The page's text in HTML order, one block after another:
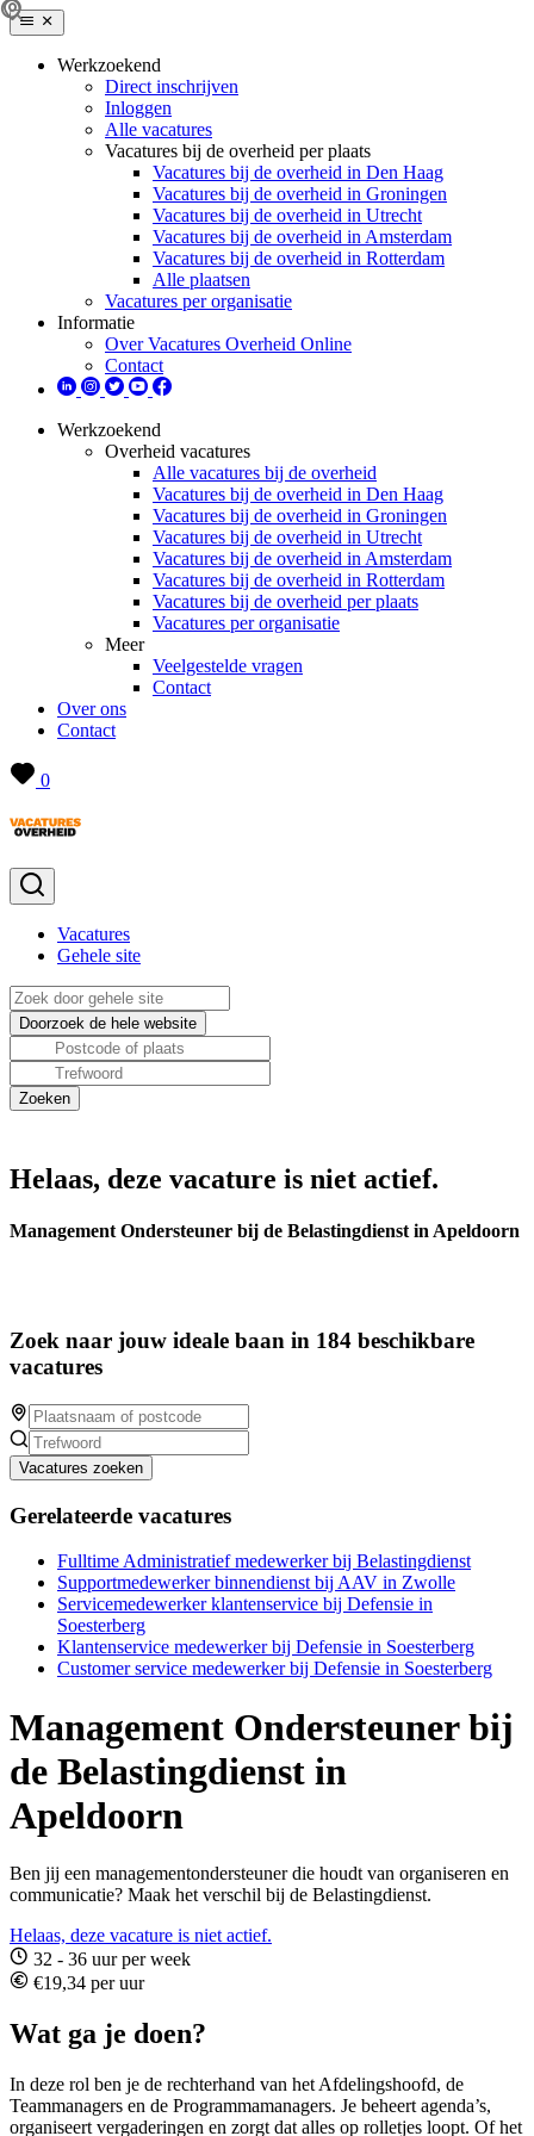
Werkzoekend
Direct inschrijven
Inloggen
Alle vacatures
Vacatures bij de overheid per plaats
Vacatures bij de overheid in Den Haag
Vacatures bij de overheid in Groningen
Vacatures bij de overheid in Utrecht
Vacatures bij de overheid in Amsterdam
Vacatures bij de overheid in Rotterdam
Alle plaatsen
Vacatures per organisatie
Informatie
Over Vacatures Overheid Online
Contact
Werkzoekend
Overheid vacatures
Alle vacatures bij de overheid
Vacatures bij de overheid in Den Haag
Vacatures bij de overheid in Groningen
Vacatures bij de overheid in Utrecht
Vacatures bij de overheid in Amsterdam
Vacatures bij de overheid in Rotterdam
Vacatures bij de overheid per plaats
Vacatures per organisatie
Meer
Veelgestelde vragen
Contact
Over ons
Contact
0
Vacatures
Gehele site
Helaas, deze vacature is niet actief.
Management Ondersteuner bij de Belastingdienst in Apeldoorn
Zoek naar jouw ideale baan in 184 beschikbare
vacatures
Vacatures zoeken
Gerelateerde vacatures
Fulltime Administratief medewerker bij Belastingdienst
Supportmedewerker binnendienst bij AAV in Zwolle
Servicemedewerker klantenservice bij Defensie in
Soesterberg
Klantenservice medewerker bij Defensie in Soesterberg
Customer service medewerker bij Defensie in Soesterberg
Management Ondersteuner bij
de Belastingdienst in
Apeldoorn
Ben jij een managementondersteuner die houdt van organiseren en
communicatie? Maak het verschil bij de Belastingdienst.
Helaas, deze vacature is niet actief.
32 - 36 uur per week
€19,34 per uur
Wat ga je doen?
In deze rol ben je de rechterhand van het Afdelingshoofd, de
Teammanagers en de Programmamanagers. Je beheert agenda’s,
organiseert vergaderingen en zorgt dat alles op rolletjes loopt. Of het